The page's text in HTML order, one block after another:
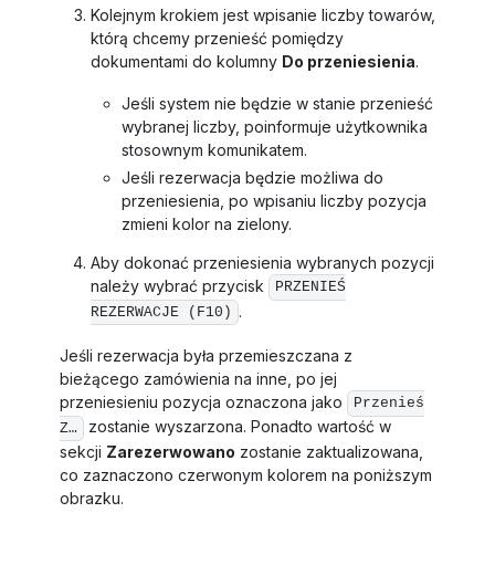
Kolejnym krokiem jest wpisanie liczby towarów,
którą chcemy przenieść pomiędzy
dokumentami do kolumny Do przeniesienia.
Jeśli system nie będzie w stanie przenieść
wybranej liczby, poinformuje użytkownika
stosownym komunikatem.
Jeśli rezerwacja będzie możliwa do
przeniesienia, po wpisaniu liczby pozycja
zmieni kolor na zielony.
Aby dokonać przeniesienia wybranych pozycji
należy wybrać przycisk
PRZENIEŚ
REZERWACJE (F10) .
Jeśli rezerwacja była przemieszczana z
bieżącego zamówienia na inne, po jej
przeniesieniu pozycja oznaczona jako
Przenieś
Z…
zostanie wyszarzona. Ponadto wartość w
sekcji Zarezerwowano zostanie zaktualizowana,
co zaznaczono czerwonym kolorem na poniższym
obrazku.